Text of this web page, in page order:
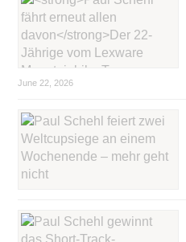
June 22, 2026